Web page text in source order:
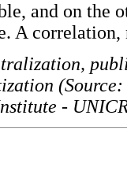
and on the
A
-